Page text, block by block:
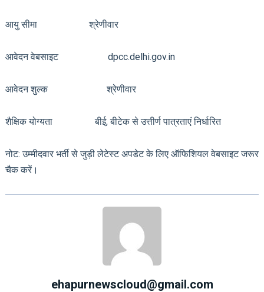
आयु सीमा श्रेणीवार
आवेदन वेबसाइट dpcc.delhi.gov.in
आवेदन शुल्क श्रेणीवार
शैक्षिक योग्यता बीई, बीटेक से उत्तीर्ण पात्रताएं निर्धारित
नोट: उम्मीदवार भर्ती से जुड़ी लेटेस्ट अपडेट के लिए ऑफिशियल वेबसाइट जरूर
चैक करें।
ehapurnewscloud@gmail.com